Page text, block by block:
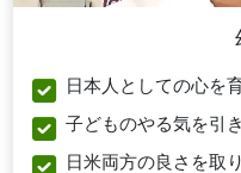
日本人としての心を
子どものやる気を引
日米両方の良さを取